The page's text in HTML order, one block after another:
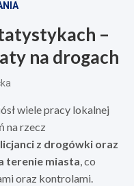
–
na drogach
wiele pracy lokalnej
na rzecz
z drogówki oraz
terenie miasta, co
oraz kontrolami.